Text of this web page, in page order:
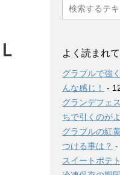
よく読まれ
グラブルで強
んな感じ！
-
グランデフェ
ちで引くのが
グラブルの紅
つける事は？ -
スイートポテ